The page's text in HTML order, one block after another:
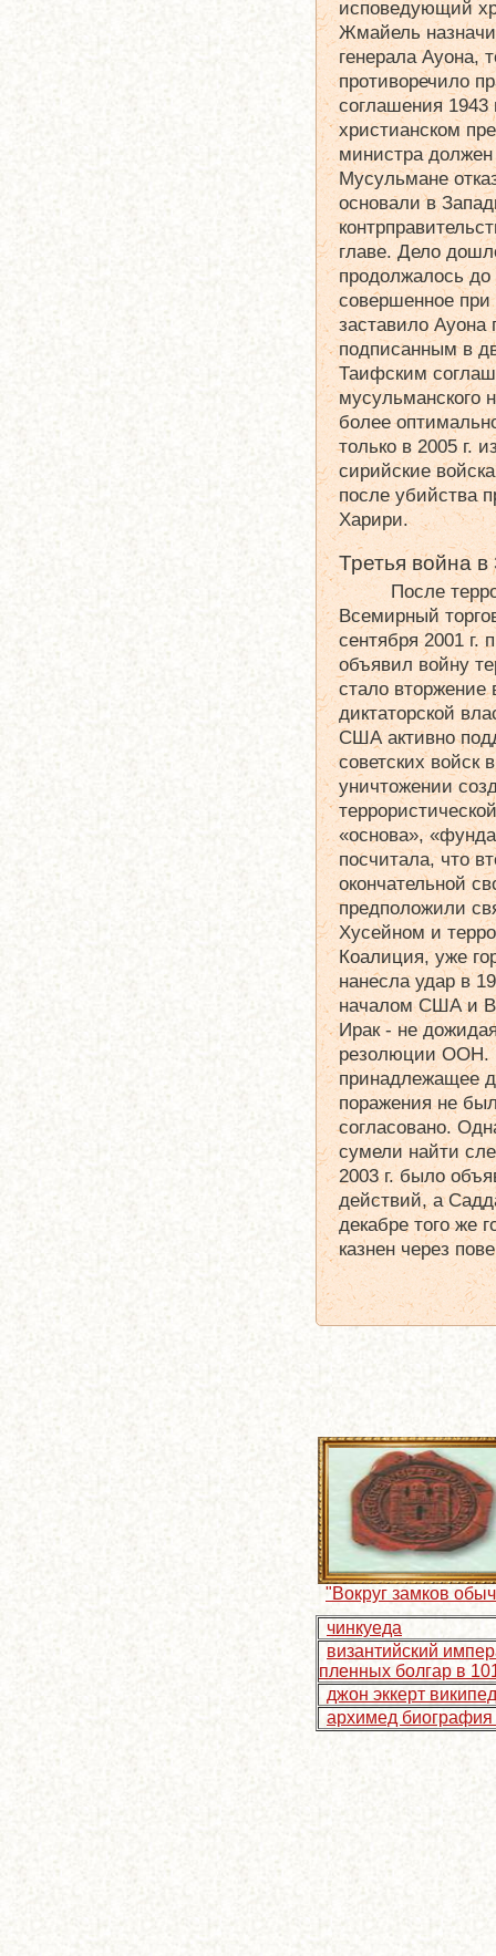
исповедующий
Жмайель
генерала Ауона,
противоречило
соглашения 1943
христианском
министра
Мусульмане
основали в
главе. Дело
продолжалось до
совершенное
заставило Ауона
подписанным в
Таифским
мусульманского
более
только в 2005 г.
сирийские
после убийства
Харири.
Третья война в
После
Всемирный
сентября 2001
объявил войну
стало вторжение
диктаторской
США активно
советских войск
уничтожении
«основа»,
посчитала, что
окончательной
предположили
Хусейном и
Коалиция, уже
нанесла удар в
началом США и
Ирак - не
резолюции ООН.
принадлежащее
поражения не
согласовано.
сумели найти
2003 г. было
действий, а
декабре того же
казнен через
"Вокруг замков
чинкуеда
византийский
пленных болгар в
джон эккерт
архимед биография